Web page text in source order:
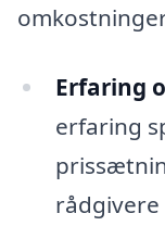
Erfaring
erfaring
rådgivere